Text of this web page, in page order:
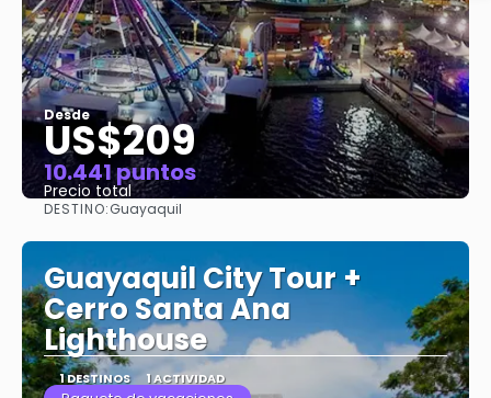
Desde
US$209
10.441 puntos
Precio total
DESTINO:Guayaquil
Guayaquil City Tour +
Cerro Santa Ana
Lighthouse
1 DESTINOS 1 ACTIVIDAD